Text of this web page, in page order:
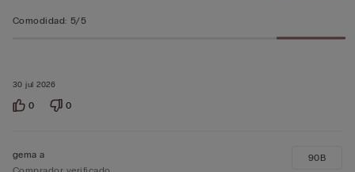
30 jul 2026
Comodidad: 5/5
0 0
gema a
90B